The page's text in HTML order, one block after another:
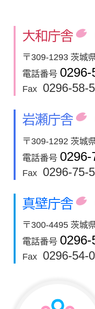
大和庁舎
〒309-1293 茨城
電話番号
Fax
0296-58-
岩瀬庁舎
〒309-1292 茨城
電話番号
Fax
0296-75-
真壁庁舎
〒300-4495 茨城
電話番号
Fax
0296-54-